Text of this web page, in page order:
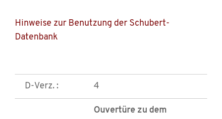
Hinweise zur Benutzung der Schubert-
Datenbank
D-Verz. : 4
Ouvertüre zu dem